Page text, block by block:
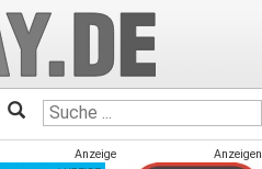
Anzeige Anzeigen